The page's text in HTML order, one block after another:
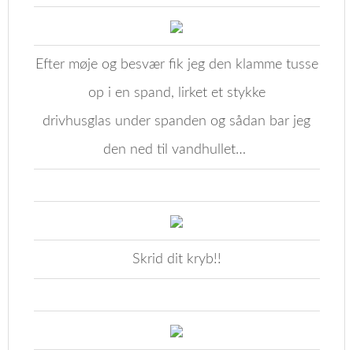
Efter møje og besvær fik jeg den klamme tusse
op i en spand, lirket et stykke
drivhusglas under spanden og sådan bar jeg
den ned til vandhullet…
Skrid dit kryb!!